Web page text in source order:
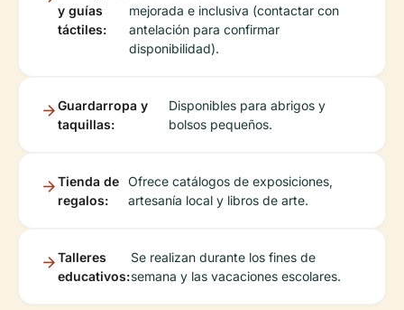
y guías
táctiles:
mejorada e inclusiva (contactar con
antelación para confirmar
disponibilidad).
Guardarropa y
taquillas:
Disponibles para abrigos y
bolsos pequeños.
Tienda de
regalos:
Ofrece catálogos de exposiciones,
artesanía local y libros de arte.
Talleres
educativos:
Se realizan durante los fines de
semana y las vacaciones escolares.